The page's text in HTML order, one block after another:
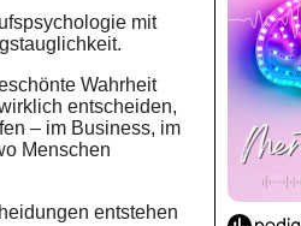
mit
Wahrheit
entscheiden,
– im Business, im
Menschen
entstehen